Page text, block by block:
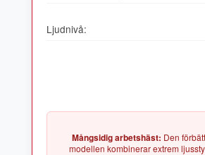
Ljudnivå:
Mångsidig arbetshäst: Den
modellen kombinerar extrem